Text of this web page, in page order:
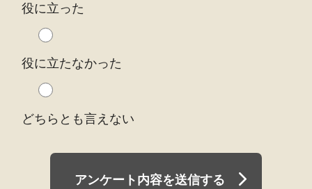
役に立った
役に立たなかった
どちらとも言えない
アンケート内容を送信する